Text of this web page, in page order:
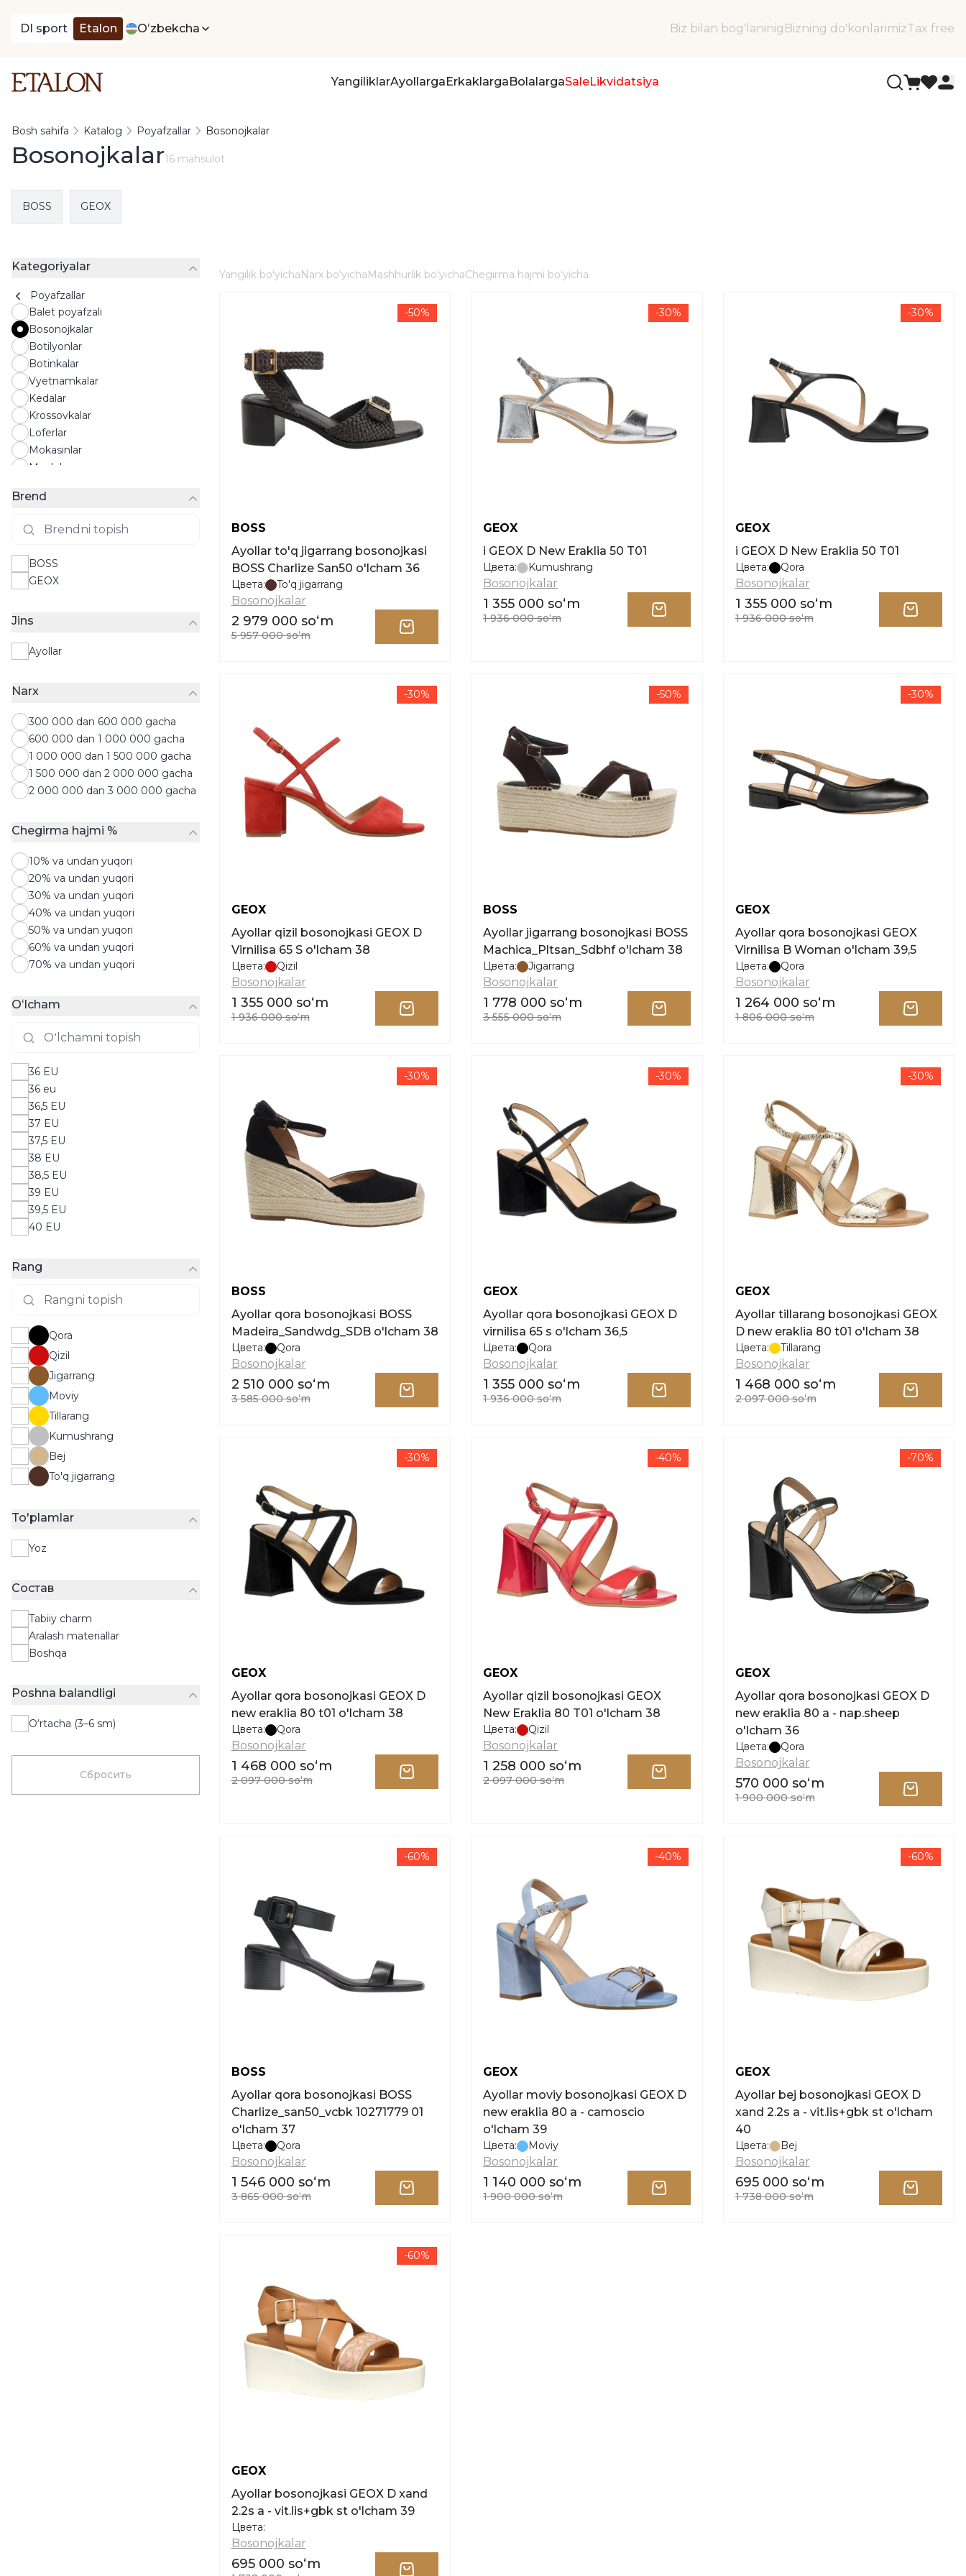
DI sport Etalon Oʻzbekcha Biz bilan bog'laninig Bizning do'konlarimizTax free
YangiliklarAyollargaErkaklargaBolalargaSaleLikvidatsiya
Bosh sahifa Katalog Poyafzallar Bosonojkalar
Bosonojkalar16 mahsulot
BOSS GEOX
Kategoriyalar
Poyafzallar
Balet poyafzali
Bosonojkalar
Botilyonlar
Botinkalar
Vyetnamkalar
Kedalar
Krossovkalar
Loferlar
Mokasinlar
Myulelar
Sandallar
Sliponlar
Tuflilar
Shippaklar
Brend
BOSS
GEOX
Jins
Ayollar
Narx
300 000 dan 600 000 gacha
600 000 dan 1 000 000 gacha
1 000 000 dan 1 500 000 gacha
1 500 000 dan 2 000 000 gacha
2 000 000 dan 3 000 000 gacha
Chegirma hajmi %
10% va undan yuqori
20% va undan yuqori
30% va undan yuqori
40% va undan yuqori
50% va undan yuqori
60% va undan yuqori
70% va undan yuqori
Oʻlcham
36 EU
36 eu
36,5 EU
37 EU
37,5 EU
38 EU
38,5 EU
39 EU
39,5 EU
40 EU
Rang
Qora
Qizil
Jigarrang
Moviy
Tillarang
Kumushrang
Bej
To'q jigarrang
To'plamlar
Yoz
Состав
Tabiiy charm
Aralash materiallar
Boshqa
Poshna balandligi
O‘rtacha (3–6 sm)
Сбросить
Yangilik boʻyichaNarx boʻyichaMashhurlik boʻyichaChegirma hajmi boʻyicha
-50%
BOSS
Ayollar to'q jigarrang bosonojkasi
BOSS Charlize San50 o'lcham 36
Цвета: To'q jigarrang
Bosonojkalar
2 979 000 soʻm
5 957 000 soʻm
-30%
GEOX
i GEOX D New Eraklia 50 T01
Цвета: Kumushrang
Bosonojkalar
1 355 000 soʻm
1 936 000 soʻm
-30%
GEOX
i GEOX D New Eraklia 50 T01
Цвета: Qora
Bosonojkalar
1 355 000 soʻm
1 936 000 soʻm
-30%
GEOX
Ayollar qizil bosonojkasi GEOX D
Virnilisa 65 S o'lcham 38
Цвета: Qizil
Bosonojkalar
1 355 000 soʻm
1 936 000 soʻm
-50%
BOSS
Ayollar jigarrang bosonojkasi BOSS
Machica_Pltsan_Sdbhf o'lcham 38
Цвета: Jigarrang
Bosonojkalar
1 778 000 soʻm
3 555 000 soʻm
-30%
GEOX
Ayollar qora bosonojkasi GEOX
Virnilisa B Woman o'lcham 39,5
Цвета: Qora
Bosonojkalar
1 264 000 soʻm
1 806 000 soʻm
-30%
BOSS
Ayollar qora bosonojkasi BOSS
Madeira_Sandwdg_SDB o'lcham 38
Цвета: Qora
Bosonojkalar
2 510 000 soʻm
3 585 000 soʻm
-30%
GEOX
Ayollar qora bosonojkasi GEOX D
virnilisa 65 s o'lcham 36,5
Цвета: Qora
Bosonojkalar
1 355 000 soʻm
1 936 000 soʻm
-30%
GEOX
Ayollar tillarang bosonojkasi GEOX
D new eraklia 80 t01 o'lcham 38
Цвета: Tillarang
Bosonojkalar
1 468 000 soʻm
2 097 000 soʻm
-30%
GEOX
Ayollar qora bosonojkasi GEOX D
new eraklia 80 t01 o'lcham 38
Цвета: Qora
Bosonojkalar
1 468 000 soʻm
2 097 000 soʻm
-40%
GEOX
Ayollar qizil bosonojkasi GEOX
New Eraklia 80 T01 o'lcham 38
Цвета: Qizil
Bosonojkalar
1 258 000 soʻm
2 097 000 soʻm
-70%
GEOX
Ayollar qora bosonojkasi GEOX D
new eraklia 80 a - nap.sheep
o'lcham 36
Цвета: Qora
Bosonojkalar
570 000 soʻm
1 900 000 soʻm
-60%
BOSS
Ayollar qora bosonojkasi BOSS
Charlize_san50_vcbk 10271779 01
o'lcham 37
Цвета: Qora
Bosonojkalar
1 546 000 soʻm
3 865 000 soʻm
-40%
GEOX
Ayollar moviy bosonojkasi GEOX D
new eraklia 80 a - camoscio
o'lcham 39
Цвета: Moviy
Bosonojkalar
1 140 000 soʻm
1 900 000 soʻm
-60%
GEOX
Ayollar bej bosonojkasi GEOX D
xand 2.2s a - vit.lis+gbk st o'lcham
40
Цвета: Bej
Bosonojkalar
695 000 soʻm
1 738 000 soʻm
-60%
GEOX
Ayollar bosonojkasi GEOX D xand
2.2s a - vit.lis+gbk st o'lcham 39
Цвета:
Bosonojkalar
695 000 soʻm